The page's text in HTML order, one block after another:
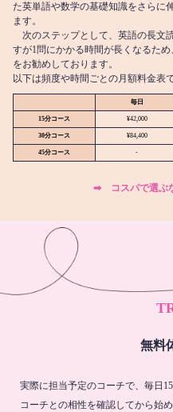
た英単語や数学の基礎知識をさらに
ます。
次のステップとして、英語の長文
すが1問にかかる時間が長くなるた
をお勧めしております。
以下は頻度や時間ごとの月額料金表で
毎日
15分コース ¥42,000
30分コース ¥84,400
45分コース -
➡︎ コスパで選ぶ
無料
実際に担当予定のコーチで、毎日
コーチとの相性を確認してから始